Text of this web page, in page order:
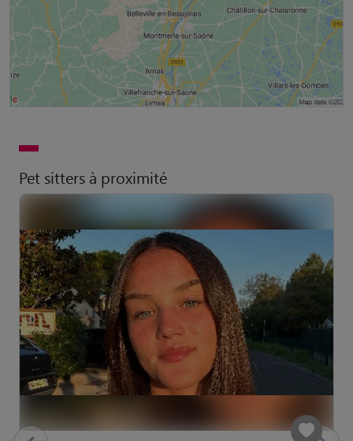
Pet sitters à proximité